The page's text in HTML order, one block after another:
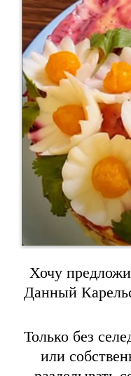
Хочу
Данный
Только без
или